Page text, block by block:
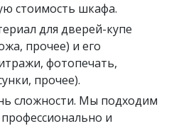
стоимость шкафа.
для дверей-купе
прочее) и его
фотопечать,
прочее).
сложности. Мы подходим
и